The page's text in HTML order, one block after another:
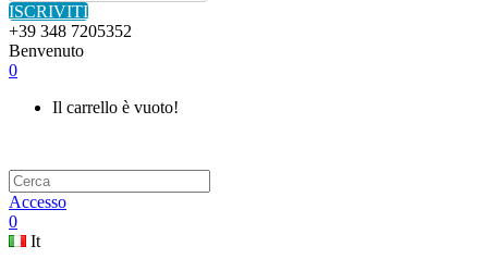
ISCRIVITI
+39 348 7205352
Benvenuto
0
Il carrello è vuoto!
Accesso
0
It